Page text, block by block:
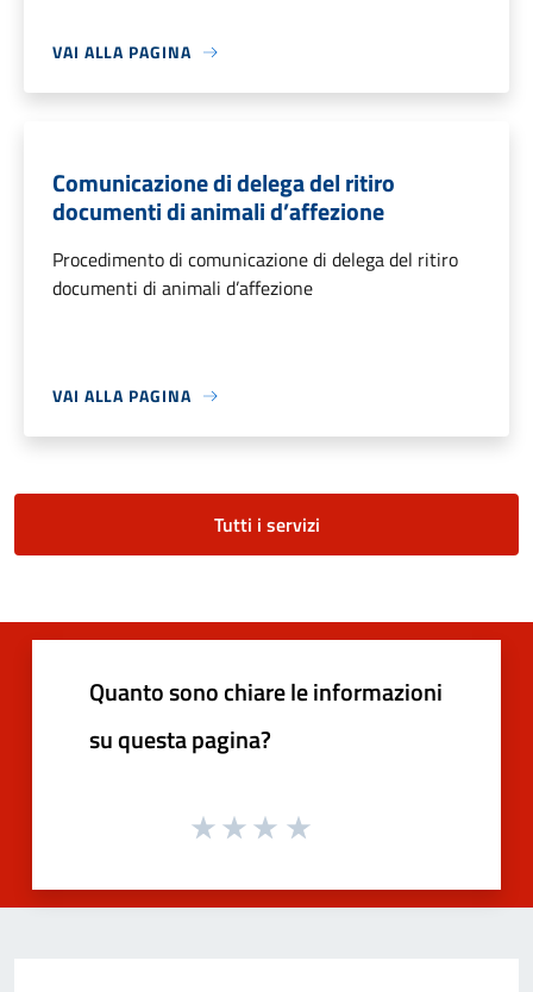
VAI ALLA PAGINA
Comunicazione di delega del ritiro
documenti di animali d’affezione
Procedimento di comunicazione di delega del ritiro
documenti di animali d’affezione
VAI ALLA PAGINA
Tutti i servizi
Quanto sono chiare le informazioni
su questa pagina?